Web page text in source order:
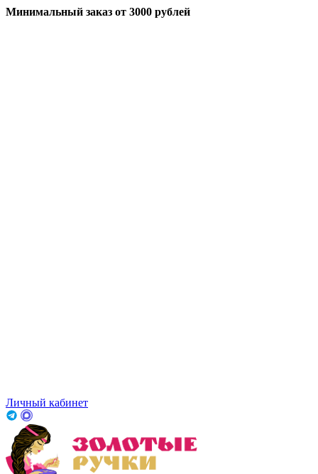
Минимальный заказ от 3000 рублей
Личный кабинет